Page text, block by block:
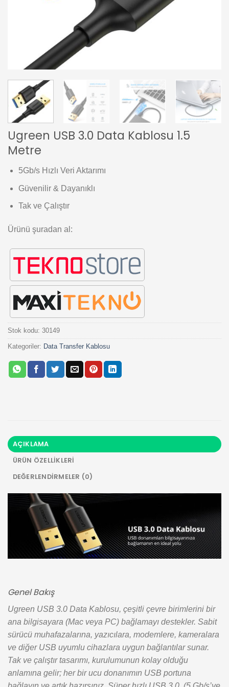
Ugreen USB 3.0 Data Kablosu 1.5
Metre
5Gb/s Hızlı Veri Aktarımı
Güvenilir & Dayanıklı
Tak ve Çalıştır
Ürünü şuradan al:
Stok kodu: 30149
Kategoriler: Data Transfer Kablosu
AÇIKLAMA
ÜRÜN ÖZELLIKLERI
DEĞERLENDIRMELER (0)
Genel Bakış
Ugreen USB 3.0 Data Kablosu, çeşitli çevre birimlerini bir
ana bilgisayara (Mac veya PC) bağlamayı destekler. Sabit
sürücü muhafazalarına, yazıcılara, modemlere, kameralara
ve diğer USB uyumlu cihazlara uygun bağlantılar sunar.
Tak ve çalıştır tasarımı, kurulumunun kolay olduğu
anlamına gelir; her bir ucu donanımın USB portuna